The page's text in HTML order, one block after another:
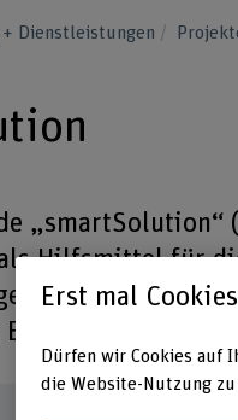
+ Dienstleistungen
„smartSolution“
Hilfsmittel für
Für eine
benötigt es
Erst mal
Dürfen wir Cookies auf
die Website-Nutzung